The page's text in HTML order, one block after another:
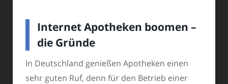
Internet Apotheken boomen –
die Gründe
In Deutschland genießen Apotheken einen
sehr guten Ruf, denn für den Betrieb einer